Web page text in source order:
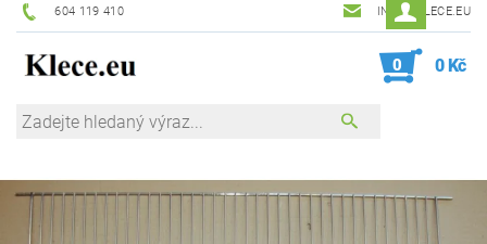
604 119 410 INFO@KLECE.EU
0 0 Kč